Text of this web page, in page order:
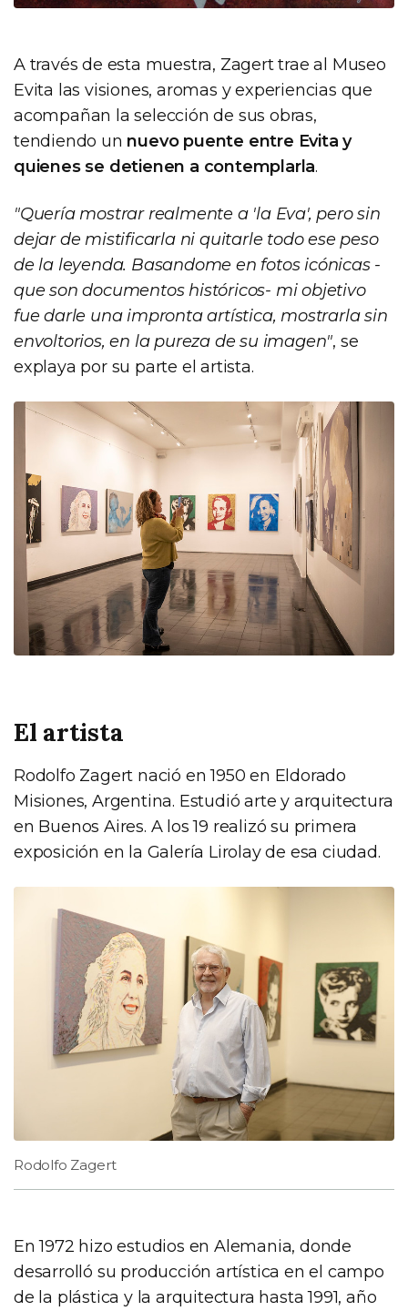
A través de esta muestra, Zagert trae al Museo
Evita las visiones, aromas y experiencias que
acompañan la selección de sus obras,
tendiendo un nuevo puente entre Evita y
quienes se detienen a contemplarla.
"Quería mostrar realmente a 'la Eva', pero sin
dejar de mistificarla ni quitarle todo ese peso
de la leyenda. Basandome en fotos icónicas -
que son documentos históricos- mi objetivo
fue darle una impronta artística, mostrarla sin
envoltorios, en la pureza de su imagen", se
explaya por su parte el artista.
El artista
Rodolfo Zagert nació en 1950 en Eldorado
Misiones, Argentina. Estudió arte y arquitectura
en Buenos Aires. A los 19 realizó su primera
exposición en la Galería Lirolay de esa ciudad.
Rodolfo Zagert
En 1972 hizo estudios en Alemania, donde
desarrolló su producción artística en el campo
de la plástica y la arquitectura hasta 1991, año